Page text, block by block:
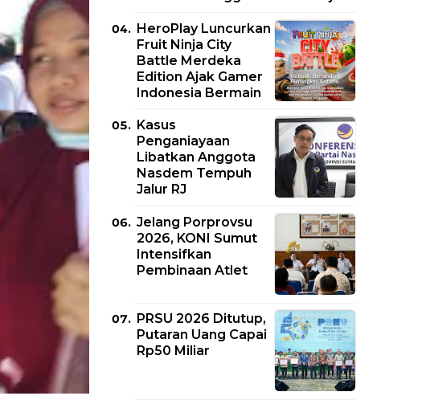
HeroPlay Luncurkan
Fruit Ninja City
Battle Merdeka
Edition Ajak Gamer
Indonesia Bermain
Kasus
Penganiayaan
Libatkan Anggota
Nasdem Tempuh
Jalur RJ
Jelang Porprovsu
2026, KONI Sumut
Intensifkan
Pembinaan Atlet
PRSU 2026 Ditutup,
Putaran Uang Capai
Rp50 Miliar